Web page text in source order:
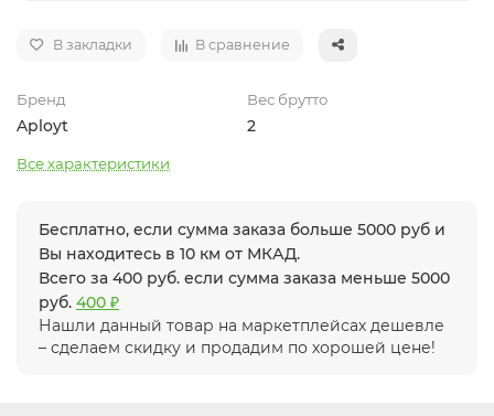
В закладки В сравнение
Бренд
Aployt
Вес брутто
2
Все характеристики
Бесплатно, если сумма заказа больше 5000 руб и
Вы находитесь в 10 км от МКАД.
Всего за 400 руб. если сумма заказа меньше 5000
руб. 400 ₽
Нашли данный товар на маркетплейсах дешевле
– сделаем скидку и продадим по хорошей цене!